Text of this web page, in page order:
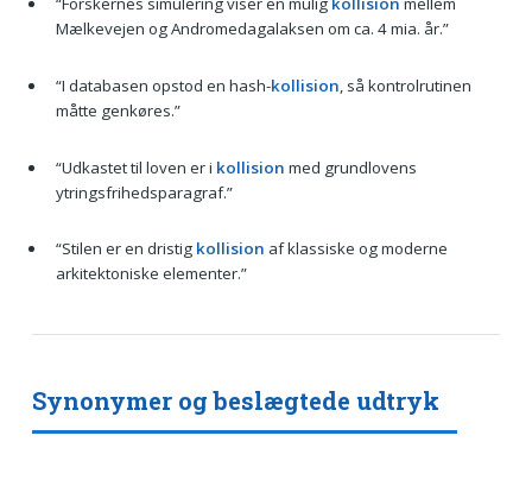
Mælkevejen og Andromedagalaksen om ca. 4 mia. år.”
“I databasen opstod en hash-kollision, så kontrolrutinen
måtte genkøres.”
“Udkastet til loven er i kollision med grundlovens
ytringsfrihedsparagraf.”
“Stilen er en dristig kollision af klassiske og moderne
arkitektoniske elementer.”
Synonymer og beslægtede udtryk